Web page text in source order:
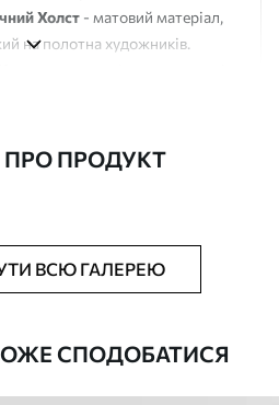
Холст - матовий матеріал,
на полотна художників.
додати лакове покриття.
ПРО ПРОДУКТ
ВСЮ ГАЛЕРЕЮ
СПОДОБАТИСЯ